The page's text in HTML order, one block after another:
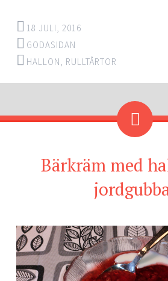
18 JULI, 2016
GODASIDAN
HALLON, RULLTÅRTOR
Bärkräm med